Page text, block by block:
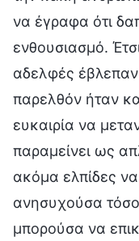
να έγραφα ότι
ενθουσιασμό.
αδελφές έβλεπαν
παρελθόν ήταν
ευκαιρία να
παραμείνει ως
ακόμα ελπίδες
ανησυχούσα τόσο
μπορούσα να